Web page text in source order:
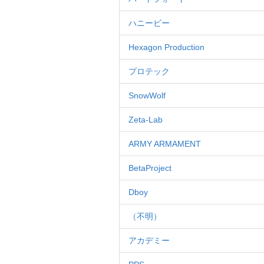
ハニービー
Hexagon Production
プロテック
SnowWolf
Zeta-Lab
ARMY ARMAMENT
BetaProject
Dboy
（不明）
アカデミー